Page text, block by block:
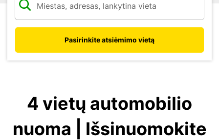
Pasirinkite atsiėmimo vietą
4 vietų automobilio
nuoma | Išsinuomokite